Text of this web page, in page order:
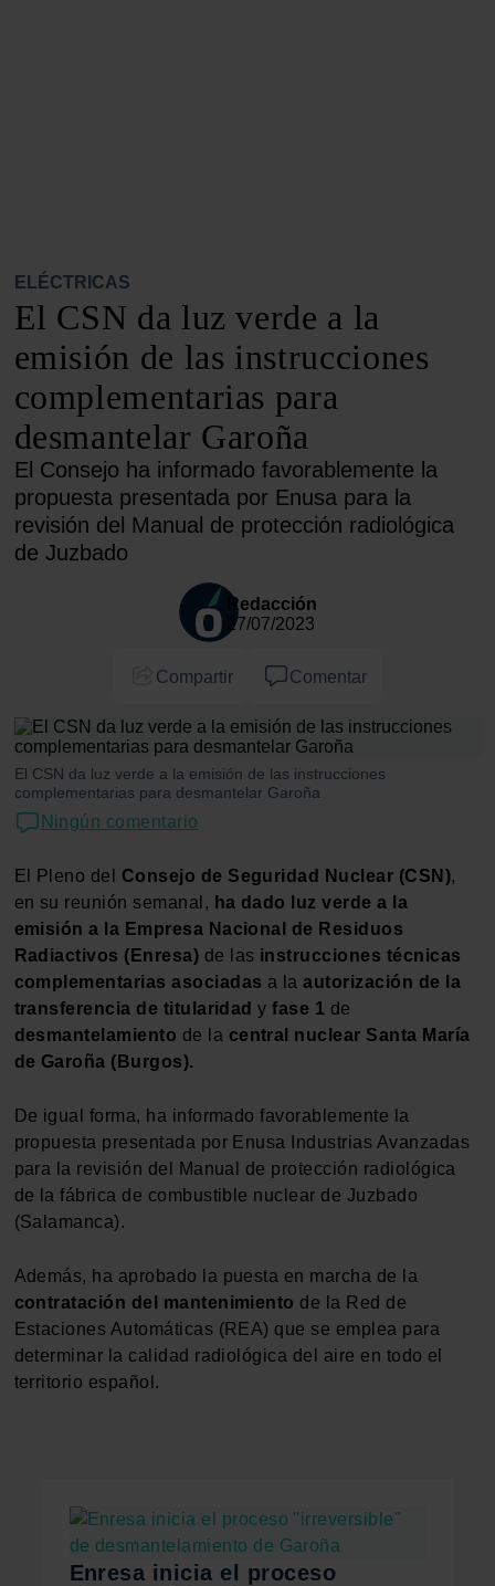
ELÉCTRICAS
El CSN da luz verde a la
emisión de las instrucciones
complementarias para
desmantelar Garoña
El Consejo ha informado favorablemente la
propuesta presentada por Enusa para la
revisión del Manual de protección radiológica
de Juzbado
Redacción
27/07/2023
Compartir Comentar
El CSN da luz verde a la emisión de las instrucciones
complementarias para desmantelar Garoña
Ningún comentario
El Pleno del Consejo de Seguridad Nuclear (CSN),
en su reunión semanal, ha dado luz verde a la
emisión a la Empresa Nacional de Residuos
Radiactivos (Enresa) de las instrucciones técnicas
complementarias asociadas a laautorización de la
transferencia de titularidad yfase 1 de
desmantelamiento de la central nuclear Santa María
de Garoña (Burgos).
De igual forma, ha informado favorablemente la
propuesta presentada por Enusa Industrias Avanzadas
para la revisión del Manual de protección radiológica
de la fábrica de combustible nuclear de Juzbado
(Salamanca).
Además, ha aprobado la puesta en marcha de la
contratación del mantenimiento de la Red de
Estaciones Automáticas (REA) que se emplea para
determinar la calidad radiológica del aire en todo el
territorio español.
Enresa inicia el proceso